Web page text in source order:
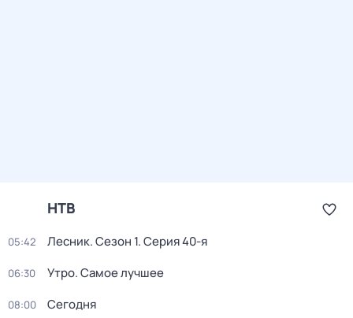
НТВ
05:42 Лесник. Сезон 1. Серия 40-я
06:30 Утро. Самое лучшее
08:00 Сегодня